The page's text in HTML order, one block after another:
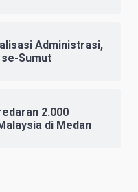
Administrasi,
Sumut
2.000
di Medan